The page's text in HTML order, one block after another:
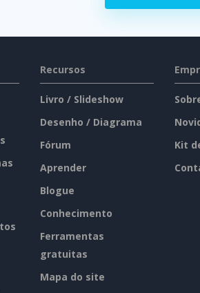
Recursos
Livro / Slideshow
Desenho / Diagrama
Fórum
Aprender
Blogue
Conhecimento
Ferramentas
gratuitas
Mapa do site
Kit